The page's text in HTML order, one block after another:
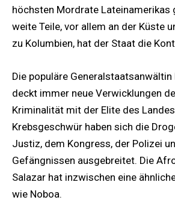
höchsten Mordrate Lateinamerikas
weite Teile, vor allem an der Küste
zu Kolumbien, hat der Staat die
Die populäre Generalstaatsanwältin
deckt immer neue Verwicklungen
Kriminalität mit der Elite des
Krebsgeschwür haben sich die
Justiz, dem Kongress, der Polizei
Gefängnissen ausgebreitet. Die
Salazar hat inzwischen eine
wie Noboa.